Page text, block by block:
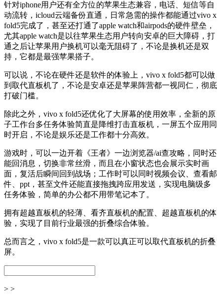
针对iphone用户还有全方位的苹果生态兼容，电话、短信等自
动流转，icloud云端备份直通，日常急需的操作都能通过vivo x
fold5完成了，甚至还打通了apple watch和airpods的硬件壁垒，
尤其apple watch是以往苹果生态用户转向安卓的巨大障碍，打
通之后让苹果用户换机可以毫无阻碍了，不论是换机还是双
持，它都是最强苹果搭子。
可以说，不论在硬件还是软件的体验上，vivo x fold5都可以做
到取代直板机了，不论是安卓还是苹果阵营都一视同仁，彻底
打破门槛。
除此之外，vivo x fold5还优化了大屏幕的使用效率，全新的原
子工作台多任务体验简直是降维打击直板机，一屏五个应用同
时开启，不论是娱乐还是工作都十分高效。
游戏时，可以一边开着《王者》一边浏览器/ai查攻略，同时还
能回消息，切换非常丝滑，而且在小窗状态也会展示实时画
面，复活后瞬间回到战场；工作时可以同时视频会议、查看邮
件、ppt，甚至文件还能直接拖拽跨应用发送，实现电脑级多
任务体验，简单的办公都不用带笔记本了。
拥有超越直板机的轻薄、看齐直板机的配置、超越直板机的体
验，实现了目前行业最强的折叠综合体验。
总而言之，vivo x fold5是一款可以真正可以取代直板机的折叠
屏。
> >